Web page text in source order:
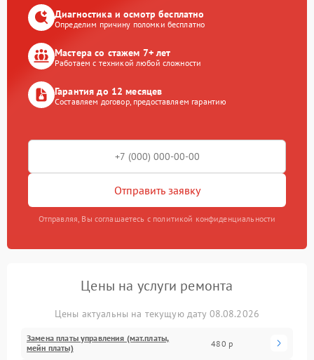
Диагностика и осмотр бесплатно
Определим причину поломки бесплатно
Мастера со стажем 7+ лет
Работаем с техникой любой сложности
Гарантия до 12 месяцев
Составляем договор, предоставляем гарантию
Отправить заявку
Отправляя, Вы соглашаетесь с политикой конфиденциальности
Цены на услуги ремонта
Цены актуальны на текущую дату 08.08.2026
Замена платы управления (мат.платы,
мейн платы)
480 р